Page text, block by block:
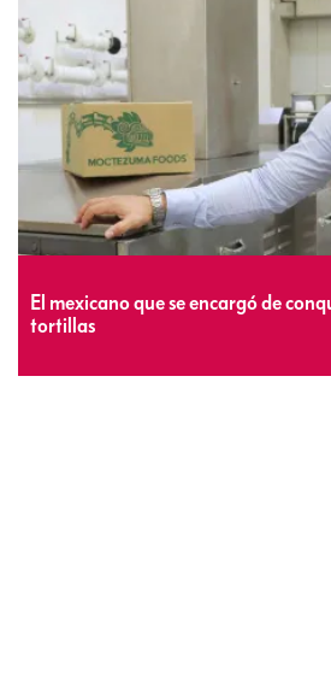
El mexicano que se encargó de
tortillas